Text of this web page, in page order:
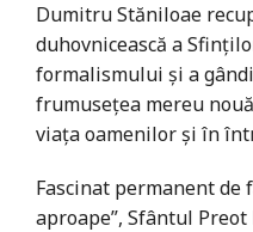
Dumitru Stăniloae
duhovnicească a
formalismului și a
frumusețea mereu
viața oamenilor și în
Fascinat permanent de
aproape”, Sfântul